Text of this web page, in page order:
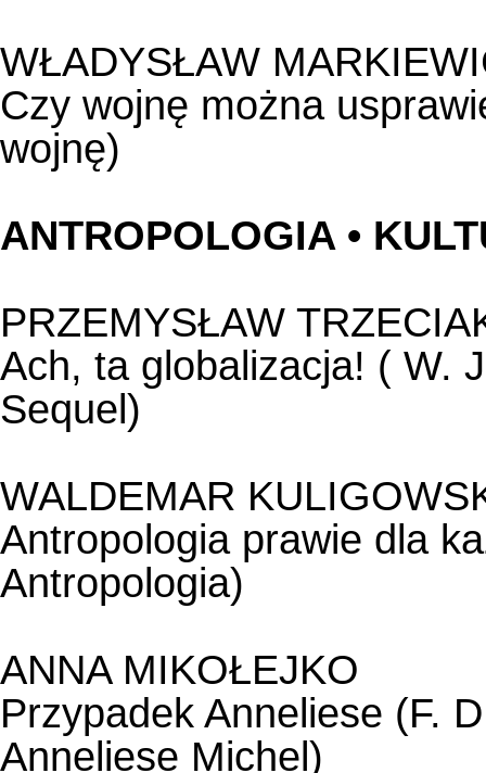
WŁADYSŁAW
Czy wojnę można
wojnę)
ANTROPOLOGIA •
PRZEMYSŁAW
Ach, ta globalizacja! ( W.
Sequel)
WALDEMAR
Antropologia prawie dla
Antropologia)
ANNA MIKOŁEJKO
Przypadek Anneliese (F.
Anneliese Michel)